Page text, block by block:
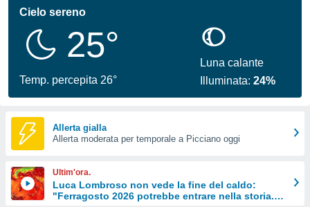
per
le
di
Web
le
Cielo sereno
25°
Temp. percepita 26°
Luna calante
Illuminata:24%
Allerta gialla
Allerta moderata per temporale a Picciano oggi
Ultim'ora.
Luca Lombroso non vede la fine del caldo:
"Ferragosto 2026 potrebbe entrare nella storia.